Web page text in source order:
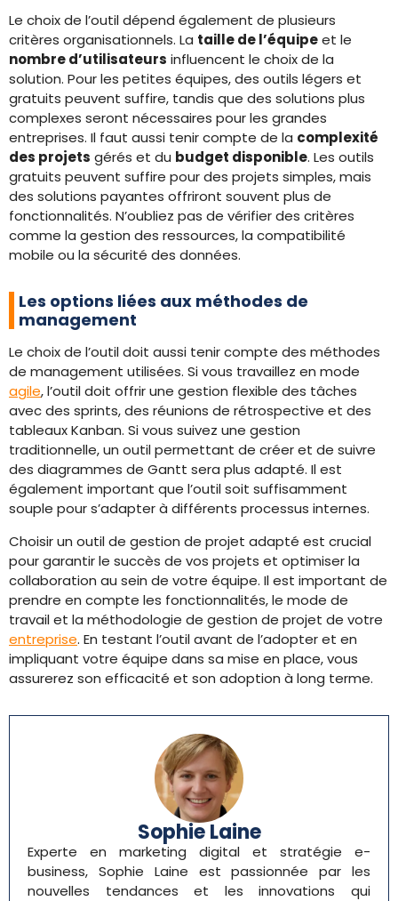
Le choix de l’outil dépend également de plusieurs
critères organisationnels. La taille de l’équipeet le
nombre d’utilisateurs influencent le choix de la
solution. Pour les petites équipes, des outils légers et
gratuits peuvent suffire, tandis que des solutions plus
complexes seront nécessaires pour les grandes
entreprises. Il faut aussi tenir compte de la complexité
des projets gérés et du budget disponible. Les outils
gratuits peuvent suffire pour des projets simples, mais
des solutions payantes offriront souvent plus de
fonctionnalités. N’oubliez pas de vérifier des critères
comme la gestion des ressources, la compatibilité
mobile ou la sécurité des données.
Les options liées aux méthodes de
management
Le choix de l’outil doit aussi tenir compte des méthodes
de management utilisées. Si vous travaillez en mode
agile, l’outil doit offrir une gestion flexible des tâches
avec des sprints, des réunions de rétrospective et des
tableaux Kanban. Si vous suivez une gestion
traditionnelle, un outil permettant de créer et de suivre
des diagrammes de Gantt sera plus adapté. Il est
également important que l’outil soit suffisamment
souple pour s’adapter à différents processus internes.
Choisir un outil de gestion de projet adapté est crucial
pour garantir le succès de vos projets et optimiser la
collaboration au sein de votre équipe. Il est important de
prendre en compte les fonctionnalités, le mode de
travail et la méthodologie de gestion de projet de votre
entreprise. En testant l’outil avant de l’adopter et en
impliquant votre équipe dans sa mise en place, vous
assurerez son efficacité et son adoption à long terme.
Sophie Laine
Experte en marketing digital et stratégie e-
business, Sophie Laine est passionnée par les
nouvelles tendances et les innovations qui